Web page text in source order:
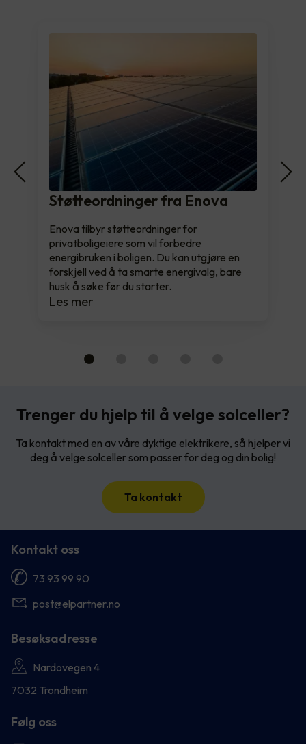
Støtteordninger fra Enova
Enova tilbyr støtteordninger for
privatboligeiere som vil forbedre
energibruken i boligen. Du kan utgjøre en
forskjell ved å ta smarte energivalg, bare
husk å søke før du starter.
Les mer
Trenger du hjelp til å velge solceller?
Ta kontakt med en av våre dyktige elektrikere, så hjelper vi
deg å velge solceller som passer for deg og din bolig!
Ta kontakt
Kontakt oss
73 93 99 90
post@elpartner.no
Besøksadresse
Nardovegen 4
7032 Trondheim
Følg oss